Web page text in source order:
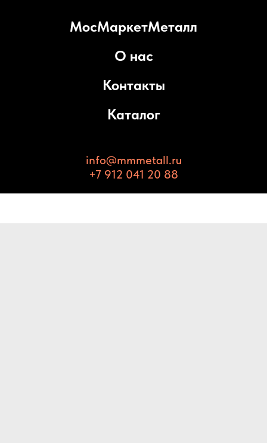
МосМаркетМеталл
О нас
Контакты
Каталог
info@mmmetall.ru
+7 912 041 20 88